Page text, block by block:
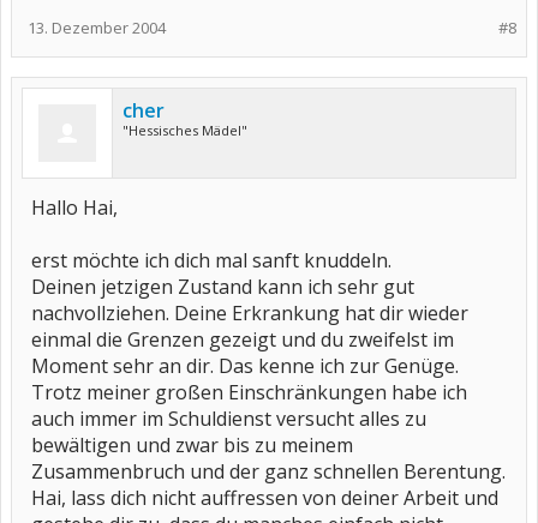
#8
13. Dezember 2004
cher
"Hessisches Mädel"
Hallo Hai,
erst möchte ich dich mal sanft knuddeln.
Deinen jetzigen Zustand kann ich sehr gut
nachvollziehen. Deine Erkrankung hat dir wieder
einmal die Grenzen gezeigt und du zweifelst im
Moment sehr an dir. Das kenne ich zur Genüge.
Trotz meiner großen Einschränkungen habe ich
auch immer im Schuldienst versucht alles zu
bewältigen und zwar bis zu meinem
Zusammenbruch und der ganz schnellen Berentung.
Hai, lass dich nicht auffressen von deiner Arbeit und